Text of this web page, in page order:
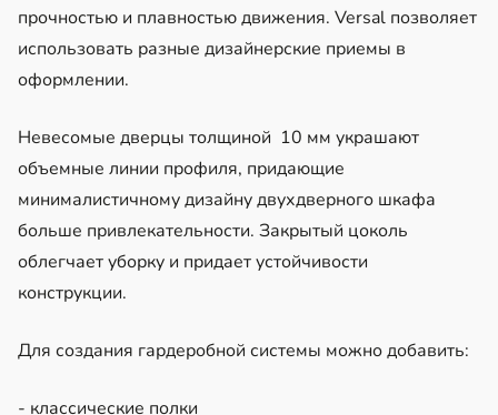
прочностью и плавностью движения. Versal позволяет
использовать разные дизайнерские приемы в
оформлении.
Невесомые дверцы толщиной 10 мм украшают
объемные линии профиля, придающие
минималистичному дизайну двухдверного шкафа
больше привлекательности. Закрытый цоколь
облегчает уборку и придает устойчивости
конструкции.
Для создания гардеробной системы можно добавить:
- классические полки